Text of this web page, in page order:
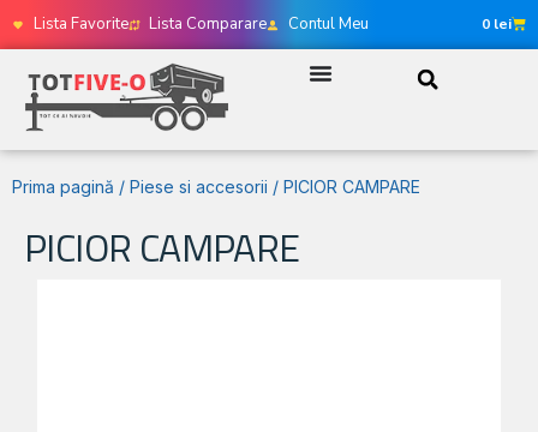
Lista Favorite Lista Comparare Contul Meu 0 lei
Prima pagină / Piese si accesorii / PICIOR CAMPARE
PICIOR CAMPARE